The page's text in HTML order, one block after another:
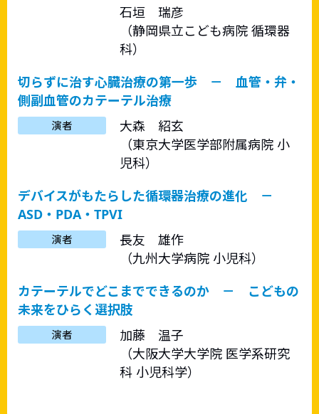
石垣 瑞彦
（静岡県立こども病院 循環器
科）
切らずに治す心臓治療の第一歩 － 血管・弁・
側副血管のカテーテル治療
演者
大森 紹玄
（東京大学医学部附属病院 小
児科）
デバイスがもたらした循環器治療の進化 －
ASD・PDA・TPVI
演者
長友 雄作
（九州大学病院 小児科）
カテーテルでどこまでできるのか － こどもの
未来をひらく選択肢
演者
加藤 温子
（大阪大学大学院 医学系研究
科 小児科学）